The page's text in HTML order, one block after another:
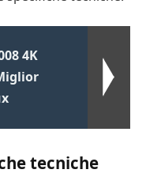
4K
tecniche